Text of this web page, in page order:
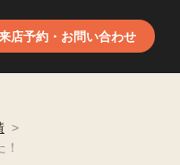
店予約・お問い合わせ
>